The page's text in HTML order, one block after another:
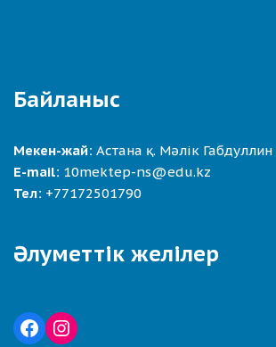
Байланыс
Мекен-жай: Астана қ. Мәлік Габдуллин
E-mail: 10mektep-ns@edu.kz
Тел: +77172501790
Әлуметтік желілер